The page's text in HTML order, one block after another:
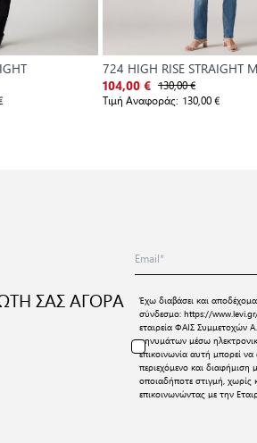
724 HIGH RISE STRAIGHT
INDIGO - WORN IN
104,00 € 130,00 €
Τιμή Αναφοράς: 130,00 €
ΣΑΣ ΑΓΟΡΑ Έχω διαβάσει και
σύνδεσμο:https://
εταιρεία ΦΑΙΣ Συμμετοχών
μηνυμάτων μέσω
επικοινωνία αυτή μπορεί
περιεχόμενο και
οποιαδήποτε στιγμή, χωρίς
επικοινωνώντας με την